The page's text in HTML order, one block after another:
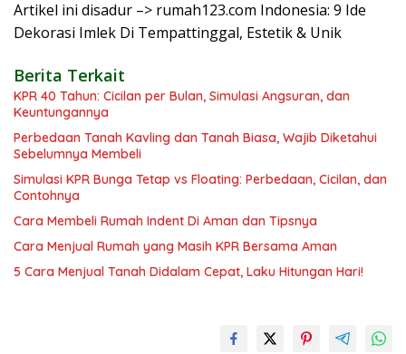
Artikel ini disadur –> rumah123.com Indonesia: 9 Ide
Dekorasi Imlek Di Tempattinggal, Estetik & Unik
Berita Terkait
KPR 40 Tahun: Cicilan per Bulan, Simulasi Angsuran, dan
Keuntungannya
Perbedaan Tanah Kavling dan Tanah Biasa, Wajib Diketahui
Sebelumnya Membeli
Simulasi KPR Bunga Tetap vs Floating: Perbedaan, Cicilan, dan
Contohnya
Cara Membeli Rumah Indent Di Aman dan Tipsnya
Cara Menjual Rumah yang Masih KPR Bersama Aman
5 Cara Menjual Tanah Didalam Cepat, Laku Hitungan Hari!